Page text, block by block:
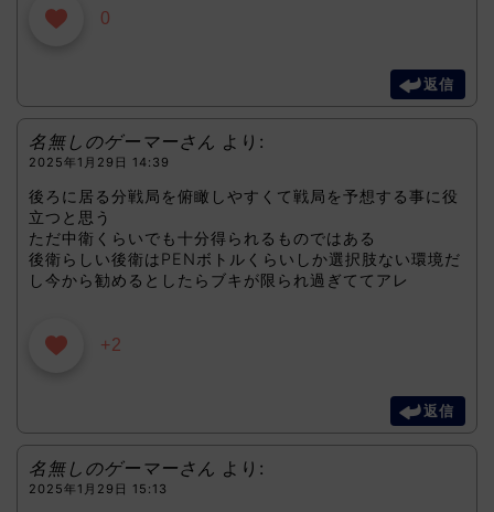
0
返信
名無しのゲーマーさん より:
2025年1月29日 14:39
後ろに居る分戦局を俯瞰しやすくて戦局を予想する事に役
立つと思う
ただ中衛くらいでも十分得られるものではある
後衛らしい後衛はPENボトルくらいしか選択肢ない環境だ
し今から勧めるとしたらブキが限られ過ぎててアレ
+2
返信
名無しのゲーマーさん より:
2025年1月29日 15:13